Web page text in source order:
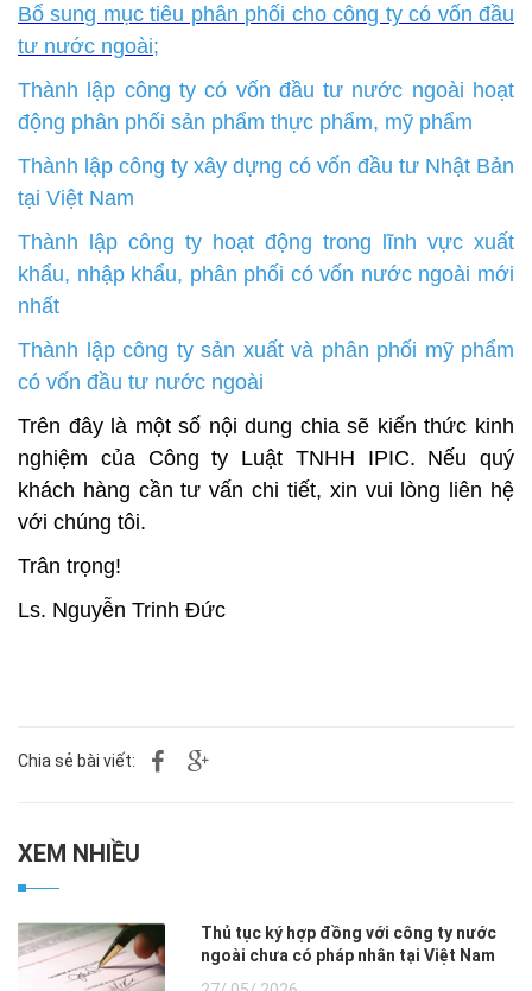
Bổ sung mục tiêu phân phối cho công ty có vốn đầu
tư nước ngoài;
Thành lập công ty có vốn đầu tư nước ngoài hoạt
động phân phối sản phẩm thực phẩm, mỹ phẩm
Thành lập công ty xây dựng có vốn đầu tư Nhật Bản
tại Việt Nam
Thành lập công ty hoạt động trong lĩnh vực xuất
khẩu, nhập khẩu, phân phối có vốn nước ngoài mới
nhất
Thành lập công ty sản xuất và phân phối mỹ phẩm
có vốn đầu tư nước ngoài
Trên đây là một số nội dung chia sẽ kiến thức kinh
nghiệm của Công ty Luật TNHH IPIC. Nếu quý
khách hàng cần tư vấn chi tiết, xin vui lòng liên hệ
với chúng tôi.
Trân trọng!
Ls. Nguyễn Trinh Đức
Chia sẻ bài viết:
XEM NHIỀU
Thủ tục ký hợp đồng với công ty nước
ngoài chưa có pháp nhân tại Việt Nam